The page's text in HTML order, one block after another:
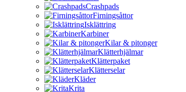
Crashpads
Firningsåttor
Isklättring
Karbiner
Kilar & pitonger
Klätterhjälmar
Klätterpaket
Klätterselar
Kläder
Krita